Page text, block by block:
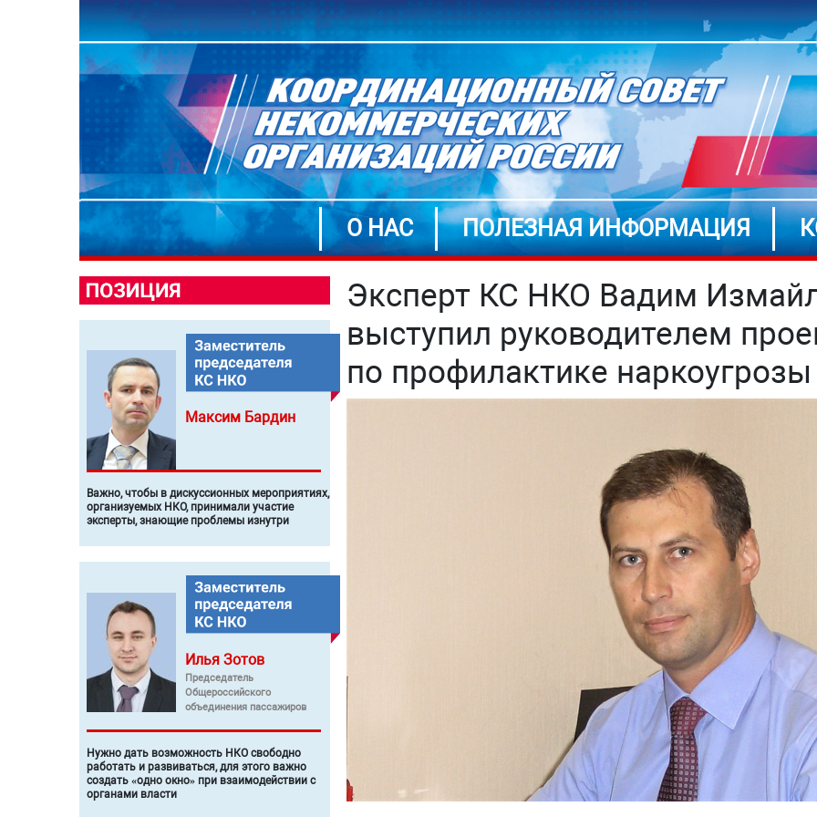
О НАС ПОЛЕЗНАЯ ИНФОРМАЦИЯ
Максим Бардин
Важно, чтобы в дискуссионных мероприятиях,
организуемых НКО, принимали участие
эксперты, знающие проблемы изнутри
Илья Зотов
Председатель
Общероссийского
объединения пассажиров
Нужно дать возможность НКО свободно
работать и развиваться, для этого важно
создать «одно окно» при взаимодействии с
органами власти
Эксперт КС НКО Вадим
выступил руководителем
по профилактике наркоугрозы